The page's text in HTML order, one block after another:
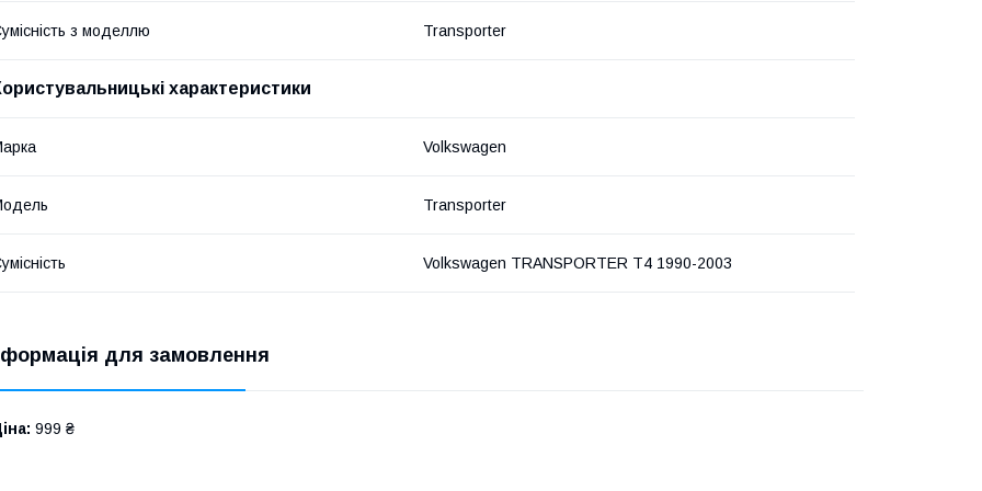
з моделлю Transporter
характеристики
Volkswagen
Transporter
Volkswagen TRANSPORTER T4 1990-2003
для замовлення
999 ₴